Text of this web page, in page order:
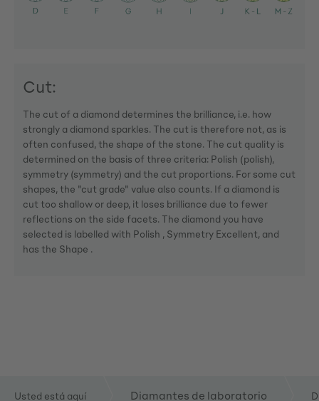
Cut:
The cut of a diamond determines the brilliance, i.e. how
strongly a diamond sparkles. The cut is therefore not, as is
often confused, the shape of the stone. The cut quality is
determined on the basis of three criteria: Polish (polish),
symmetry (symmetry) and the cut proportions. For some cut
shapes, the "cut grade" value also counts. If a diamond is
cut too shallow or deep, it loses brilliance due to fewer
reflections on the side facets. The diamond you have
selected is labelled with Polish , Symmetry Excellent, and
has the Shape .
Usted está aquí Diamantes de laboratorio